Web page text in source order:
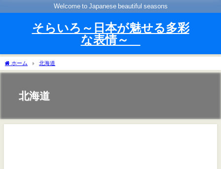
Welcome to Japanese beautiful seasons
そらいろ～日本が魅せる多彩
な表情～
ホーム 北海道
北海道